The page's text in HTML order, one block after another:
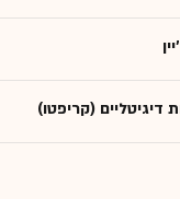
דיגיטליים (קריפטו)